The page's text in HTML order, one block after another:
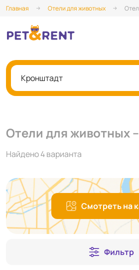
Главная Отели для животных
Кронштадт
Отели для животных
Найдено 4 варианта
Смотреть на
Фильтр